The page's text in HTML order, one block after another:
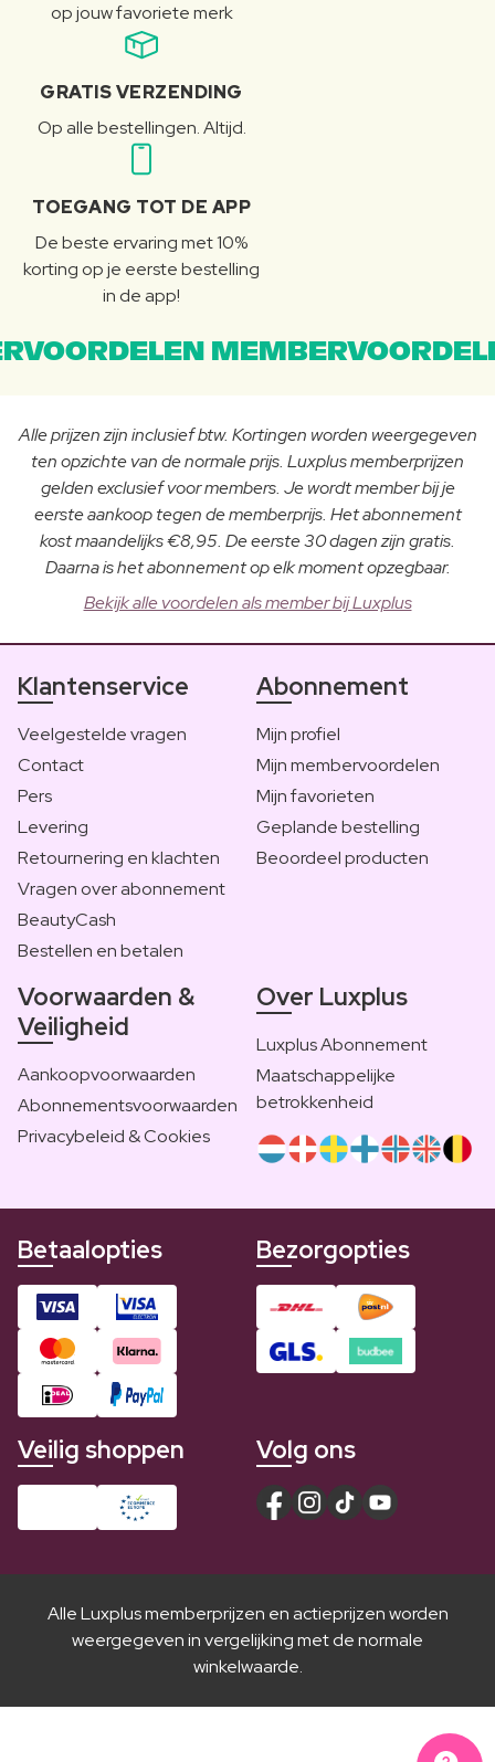
op jouw favoriete merk
GRATIS VERZENDING
Op alle bestellingen. Altijd.
TOEGANG TOT DE APP
De beste ervaring met 10%
korting op je eerste bestelling
in de app!
Alle prijzen zijn inclusief btw. Kortingen worden weergegeven
ten opzichte van de normale prijs. Luxplus memberprijzen
gelden exclusief voor members. Je wordt member bij je
eerste aankoop tegen de memberprijs. Het abonnement
kost maandelijks €8,95. De eerste 30 dagen zijn gratis.
Daarna is het abonnement op elk moment opzegbaar.
Bekijk alle voordelen als member bij Luxplus
Klantenservice
Veelgestelde vragen
Contact
Pers
Levering
Retournering en klachten
Vragen over abonnement
BeautyCash
Bestellen en betalen
Abonnement
Mijn profiel
Mijn membervoordelen
Mijn favorieten
Geplande bestelling
Beoordeel producten
Voorwaarden &
Veiligheid
Aankoopvoorwaarden
Abonnementsvoorwaarden
Privacybeleid & Cookies
Over Luxplus
Luxplus Abonnement
Maatschappelijke
betrokkenheid
Betaalopties Bezorgopties
Veilig shoppen Volg ons
Alle Luxplus memberprijzen en actieprijzen worden
weergegeven in vergelijking met de normale
winkelwaarde.